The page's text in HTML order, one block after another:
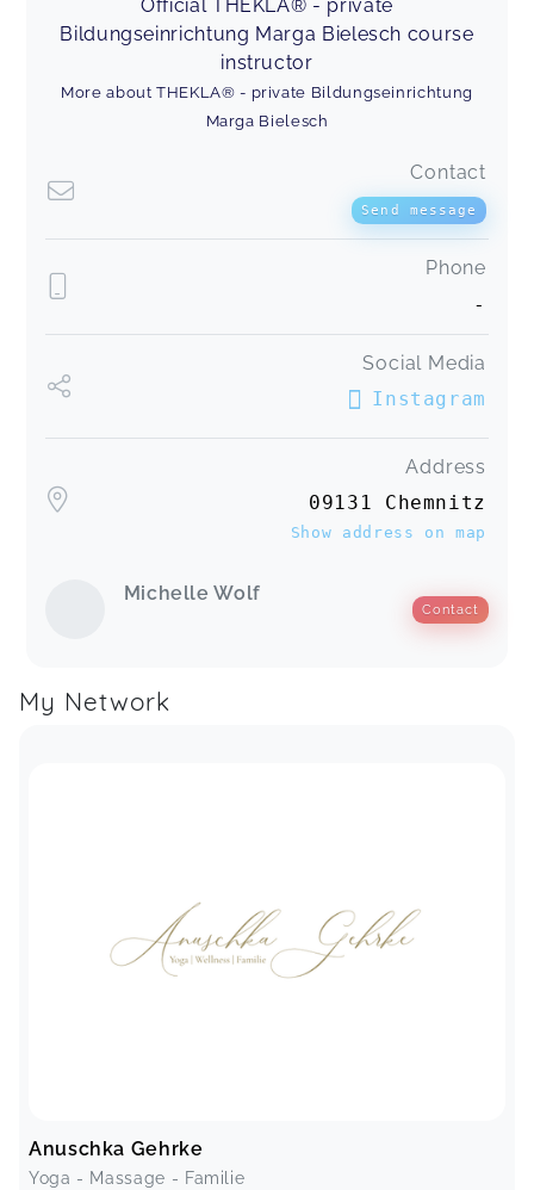
Official THEKLA® - private
Bildungseinrichtung Marga Bielesch course
instructor
More about THEKLA® - private Bildungseinrichtung
Marga Bielesch
Contact
Send message
Phone
-
Social Media
Instagram
Address
09131 Chemnitz
Show address on map
Michelle Wolf
Contact
My Network
Anuschka Gehrke
Yoga - Massage - Familie